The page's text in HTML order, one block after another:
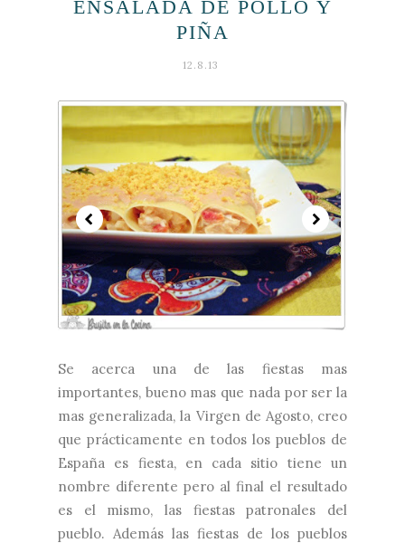
ENSALADA DE POLLO Y
PIÑA
12.8.13
Se acerca una de las fiestas mas
importantes, bueno mas que nada por ser la
mas generalizada, la Virgen de Agosto, creo
que prácticamente en todos los pueblos de
España es fiesta, en cada sitio tiene un
nombre diferente pero al final el resultado
es el mismo, las fiestas patronales del
pueblo. Además las fiestas de los pueblos